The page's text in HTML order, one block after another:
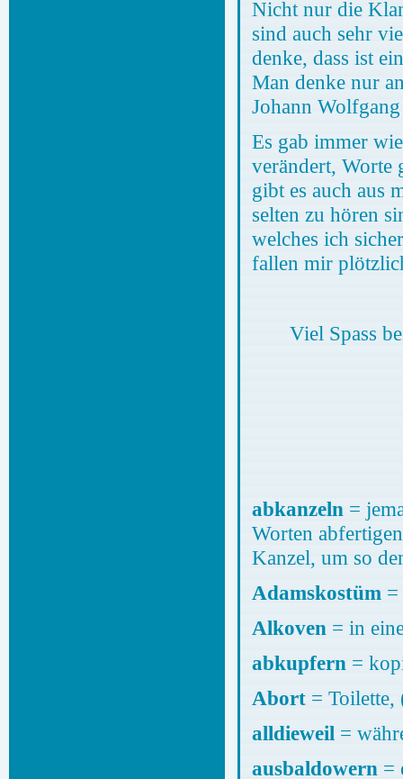
Nicht nur die
sind auch sehr
denke, dass ist
Man denke nur
Johann
Es gab immer
verändert, Worte
gibt es auch aus
selten zu hören
welches ich
fallen mir
Viel Spass
abkanzeln =
Worten
Kanzel, um so
Adamskostüm =
Alkoven = in
abkupfern =
Abort = Toilette,
alldieweil =
ausbaldowern =